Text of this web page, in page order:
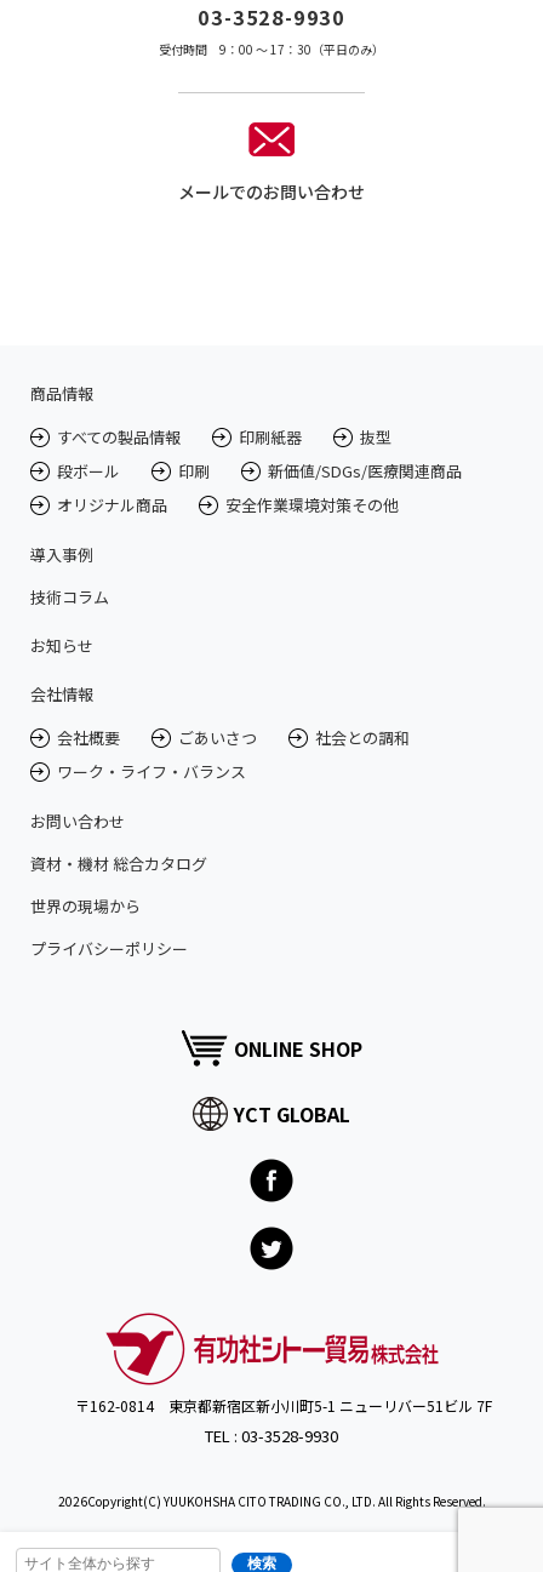
03-3528-9930
受付時間 9：00 〜 17：30（平日のみ）
メールでのお問い合わせ
商品情報
すべての製品情報
印刷紙器
抜型
段ボール
印刷
新価値/SDGs/医療関連商品
オリジナル商品
安全作業環境対策その他
導入事例
技術コラム
お知らせ
会社情報
会社概要
ごあいさつ
社会との調和
ワーク・ライフ・バランス
お問い合わせ
資材・機材 総合カタログ
世界の現場から
プライバシーポリシー
ONLINE SHOP
YCT GLOBAL
〒162-0814 東京都新宿区新小川町5-1 ニューリバー51ビル 7F
TEL : 03-3528-9930
2026Copyright(C) YUUKOHSHA CITO TRADING CO., LTD. All Rights Reserved.